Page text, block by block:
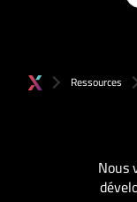
Ressources
Nous